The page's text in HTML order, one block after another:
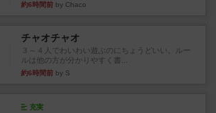
約6時間前 by Chaco
チャオチャオ
３～４人でわいわい遊ぶのにちょうどいい。ルー
ルは他の方が分かりやすく書...
約6時間前 by S
充実